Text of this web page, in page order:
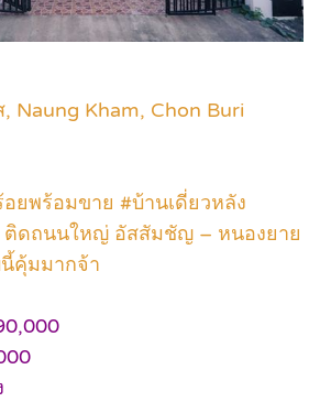
Naung Kham, Chon Buri
อยพร้อมขาย #บ้านเดี่ยวหลัง
ติดถนนใหญ่ อัสสัมชัญ – หนองยาย
คุ้มมากจ้า